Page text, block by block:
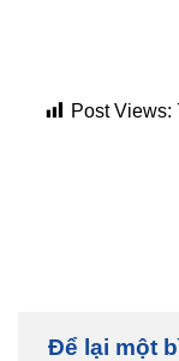
Post Views:
Để lại một